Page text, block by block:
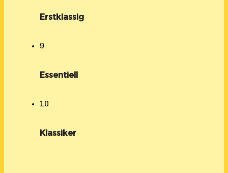
Erstklassig
9
Essentiell
10
Klassiker